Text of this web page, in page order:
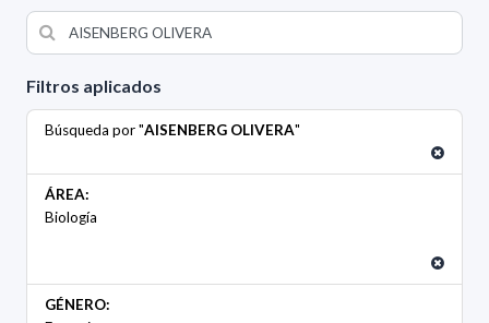
Filtros aplicados
Búsqueda por "AISENBERG OLIVERA"
ÁREA:
Biología
GÉNERO: